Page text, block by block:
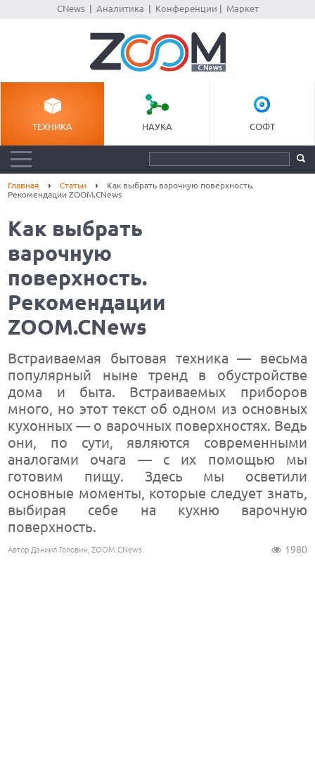
CNews| Аналитика Конференции Маркет
ТЕХНИКА НАУКА СОФТ
Главная Статьи
Как выбрать варочную поверхность.
Рекомендации ZOOM.CNews
Как выбрать
варочную
поверхность.
Рекомендации
ZOOM.CNews
Встраиваемая бытовая техника — весьма
популярный ныне тренд в обустройстве
дома и быта. Встраиваемых приборов
много, но этот текст об одном из основных
кухонных — о варочных поверхностях. Ведь
они, по сути, являются современными
аналогами очага — с их помощью мы
готовим пищу. Здесь мы осветили
основные моменты, которые следует знать,
выбирая себе на кухню варочную
поверхность.
Автор Даниил Головин, ZOOM.CNews 1980